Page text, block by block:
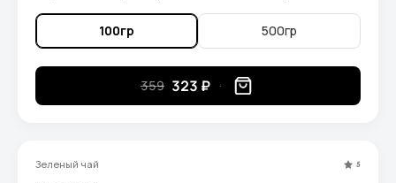
100гр 500гр
359 323 ₽
Зеленый чай 5